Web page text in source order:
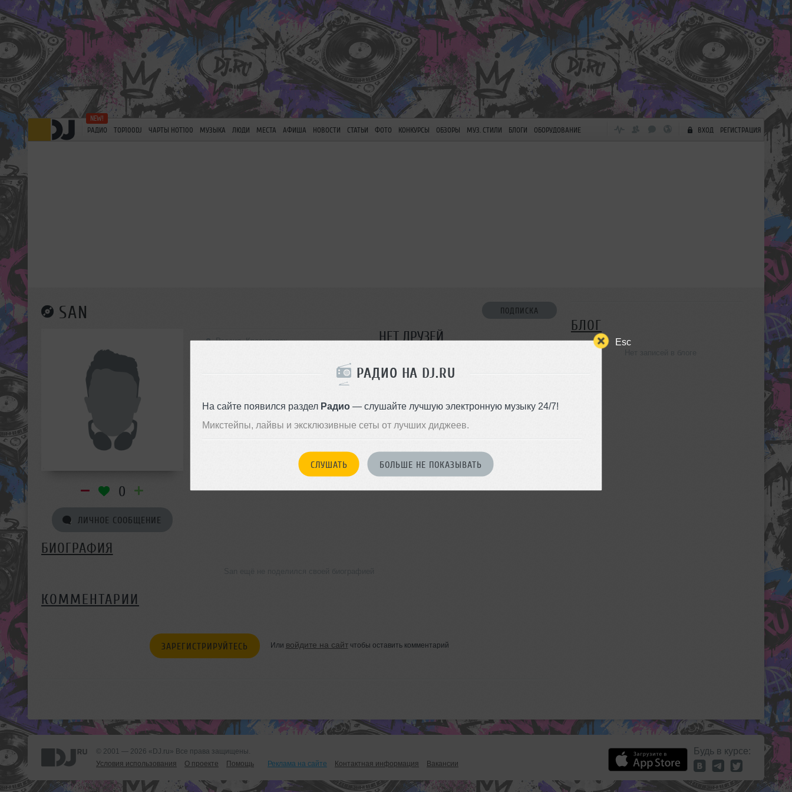
Esc
РАДИО НА DJ.RU
На сайте появился раздел Радио— слушайте лучшую электронную музыку 24/7!
Микстейпы, лайвы и эксклюзивные сеты от лучших диджеев.
СЛУШАТЬ БОЛЬШЕ НЕ ПОКАЗЫВАТЬ
РАДИО TOP100DJ ЧАРТЫ HOT100 МУЗЫКА ЛЮДИ МЕСТА АФИША НОВОСТИ СТАТЬИ ФОТО КОНКУРСЫ ОБЗОРЫ МУЗ. СТИЛИ БЛОГИ ОБОРУДОВАНИЕ ВХОД РЕГИСТРАЦИЯ
SAN ПОДПИСКА
0
ЛИЧНОЕ СООБЩЕНИЕ
Россия, Красноярск НЕТ ДРУЗЕЙ
БИОГРАФИЯ
КОММЕНТАРИИ
ЗАРЕГИСТРИРУЙТЕСЬ Или войдите на сайтчтобы оставить комментарий
БЛОГ
© 2001 — 2026 «DJ.ru» Все права защищены.
Условия использования
О проекте Помощь Реклама на сайте Контактная информация Вакансии
Будь в курсе: